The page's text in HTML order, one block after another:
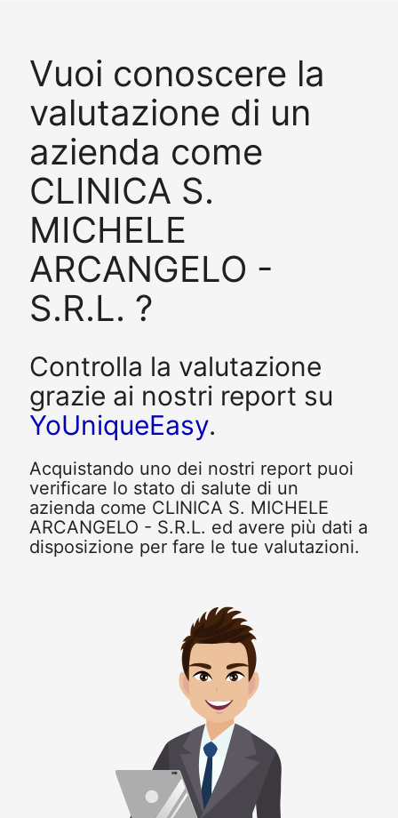
Vuoi conoscere la
valutazione di un
azienda come
CLINICA S.
MICHELE
ARCANGELO -
S.R.L. ?
Controlla la valutazione
grazie ai nostri report su
YoUniqueEasy.
Acquistando uno dei nostri report puoi
verificare lo stato di salute di un
azienda come CLINICA S. MICHELE
ARCANGELO - S.R.L. ed avere più dati a
disposizione per fare le tue valutazioni.